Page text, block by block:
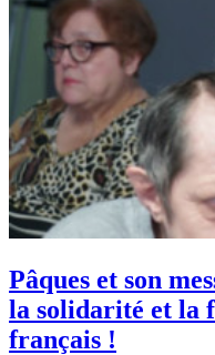
Pâques et son
la solidarité et la
français !